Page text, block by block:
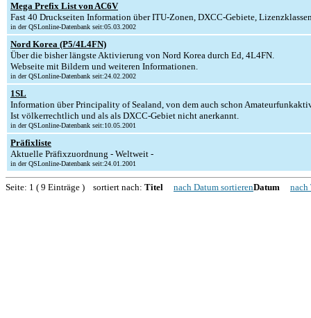
Mega Prefix List von AC6V
Fast 40 Druckseiten Information über ITU-Zonen, DXCC-Gebiete,
in der QSLonline-Datenbank seit:05.03.2002
Nord Korea (P5/4L4FN)
Über die bisher längste Aktivierung von Nord Korea durch Ed, 4L4FN.
Webseite mit Bildern und weiteren Informationen.
in der QSLonline-Datenbank seit:24.02.2002
1SL
Information über Principality of Sealand, von dem auch schon
Ist völkerrechtlich und als als DXCC-Gebiet nicht anerkannt.
in der QSLonline-Datenbank seit:10.05.2001
Präfixliste
Aktuelle Präfixzuordnung - Weltweit -
in der QSLonline-Datenbank seit:24.01.2001
Seite: 1 ( 9 Einträge ) sortiert nach: Titel nach Datum sortierenDatum nach